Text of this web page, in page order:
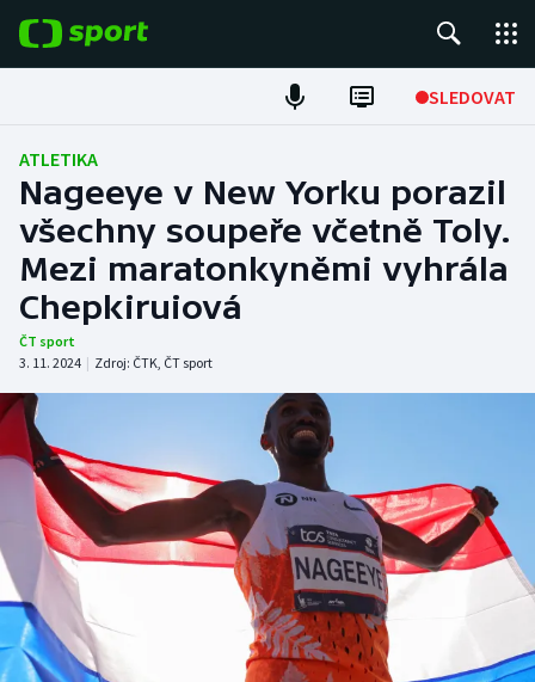
SLEDOVAT
Fotbal
Hokej
Tenis
Atletika
DALŠÍ SPORTY
Americký fotbal
Baseball a softbal
Basketbal
Biatlon
NEPŘEHLÉDNĚTE
Soutěže
Historické návraty
Aplikace ČT sport
ATLETIKA
Nageeye v New Yorku porazil
všechny soupeře včetně Toly.
Mezi maratonkyněmi vyhrála
Chepkiruiová
ČT sport
3. 11. 2024 | Zdroj: ČTK, ČT sport